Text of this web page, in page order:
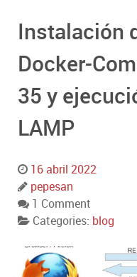
Instalación
Docker-
35 y
LAMP
16 abril 2022
pepesan
1 Comment
Categories: blog